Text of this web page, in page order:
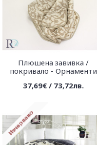
Плюшена завивка /
покривало - Орнаменти
37,69€ / 73,72лв.